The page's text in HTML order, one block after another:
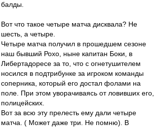
балды.
Вот что такое четыре матча дисквала? Не
шесть, а четыре.
Четыре матча получил в прошедшем сезоне
наш бывший Рохо, ныне капитан Боки, в
Либертадоресе за то, что с огнетушителем
носился в подтрибунке за игроком команды
соперника, который его достал фолами на
поле. При этом уворачиваясь от ловивших его,
полицейских.
Вот за всю эту прелесть ему дали четыре
матча. ( Может даже три. Не помню). В